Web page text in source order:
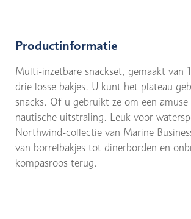
Productinformatie
Multi-inzetbare snackset, gemaakt van
drie losse bakjes. U kunt het plateau
snacks. Of u gebruikt ze om een
nautische uitstraling. Leuk voor
Northwind-collectie van Marine
van borrelbakjes tot dinerborden en
kompasroos terug.